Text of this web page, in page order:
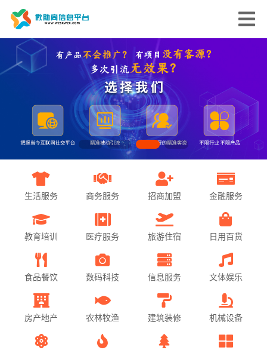
生活服务 商务服务 招商加盟 金融服务
教育培训 医疗服务 旅游住宿 日用百货
食品餐饮 数码科技 信息服务 文体娱乐
房产地产 农林牧渔 建筑装修 机械设备